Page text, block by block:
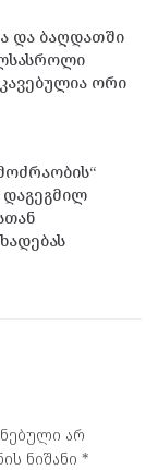
და ბაღდათში
ორი
არ
ნიშანი *